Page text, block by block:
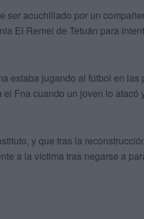
ser acuchillado por un
El Remei de Tetuán para
estaba jugando al fútbol en las
Fna cuando un joven lo atacó
y que tras la
a la víctima tras negarse a